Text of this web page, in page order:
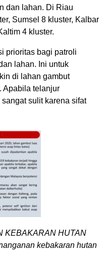
dan lahan. Di Riau
Sumsel 8 kluster, Kalbar
4 kluster.
prioritas bagi patroli
lahan. Ini untuk
di lahan gambut
Apabila telanjur
sulit karena sifat
KEBAKARAN HUTAN
kebakaran hutan